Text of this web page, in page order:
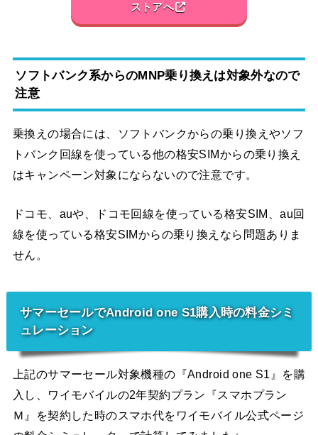
ストアへ
ソフトバンク系からのMNP乗り換えは対象外なので
注意
乗換えの場合には、ソフトバンクからの乗り換えやソフ
トバンク回線を使っている他の格安SIMからの乗り換え
はキャンペーン対象にならないので注意です。
ドコモ、auや、ドコモ回線を使っている格安SIM、au回
線を使っている格安SIMからの乗り換えなら問題ありま
せん。
サマーセールでAndroid one S1購入時の料金シミ
ュレーション
上記のサマーセール対象機種の『Android one S1』を購
入し、ワイモバイルの2年契約プラン『スマホプラン
Ｍ』を契約した時のスマホ代をワイモバイル公式ページ